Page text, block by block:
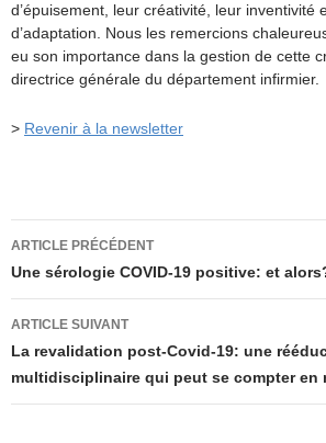
d’épuisement, leur créativité, leur inventivité
d’adaptation. Nous les remercions
eu son importance dans la gestion de cette
directrice générale du département infirmier.
> Revenir à la newsletter
Navigation
des
articles
ARTICLE PRÉCÉDENT
Une sérologie COVID-19 positive: et
ARTICLE SUIVANT
La revalidation post-Covid-19: une
multidisciplinaire qui peut se compter en